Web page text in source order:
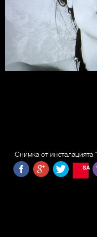
Снимка от
SAVE